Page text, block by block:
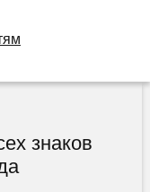
знаков